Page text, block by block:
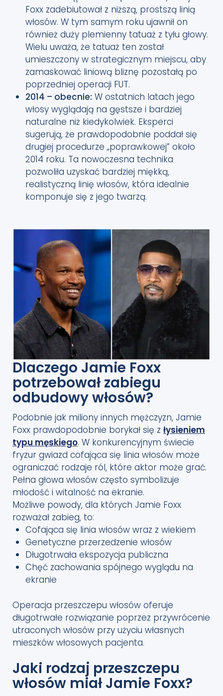
Foxx zadebiutował z niższą, prostszą linią
włosów. W tym samym roku ujawnił on
również duży plemienny tatuaż z tyłu głowy.
Wielu uważa, że tatuaż ten został
umieszczony w strategicznym miejscu, aby
zamaskować liniową bliznę pozostałą po
poprzedniej operacji FUT.
2014 – obecnie: W ostatnich latach jego
włosy wyglądają na gęstsze i bardziej
naturalne niż kiedykolwiek. Eksperci
sugerują, że prawdopodobnie poddał się
drugiej procedurze „poprawkowej” około
2014 roku. Ta nowoczesna technika
pozwoliła uzyskać bardziej miękką,
realistyczną linię włosów, która idealnie
komponuje się z jego twarzą.
Dlaczego Jamie Foxx
potrzebował zabiegu
odbudowy włosów?
Podobnie jak miliony innych mężczyzn, Jamie
Foxx prawdopodobnie borykał się z łysieniem
typu męskiego. W konkurencyjnym świecie
fryzur gwiazd cofająca się linia włosów może
ograniczać rodzaje ról, które aktor może grać.
Pełna głowa włosów często symbolizuje
młodość i witalność na ekranie.
Możliwe powody, dla których Jamie Foxx
rozważał zabieg, to:
Cofająca się linia włosów wraz z wiekiem
Genetyczne przerzedzenie włosów
Długotrwała ekspozycja publiczna
Chęć zachowania spójnego wyglądu na
ekranie
Operacja przeszczepu włosów oferuje
długotrwałe rozwiązanie poprzez przywrócenie
utraconych włosów przy użyciu własnych
mieszków włosowych pacjenta.
Jaki rodzaj przeszczepu
włosów miał Jamie Foxx?